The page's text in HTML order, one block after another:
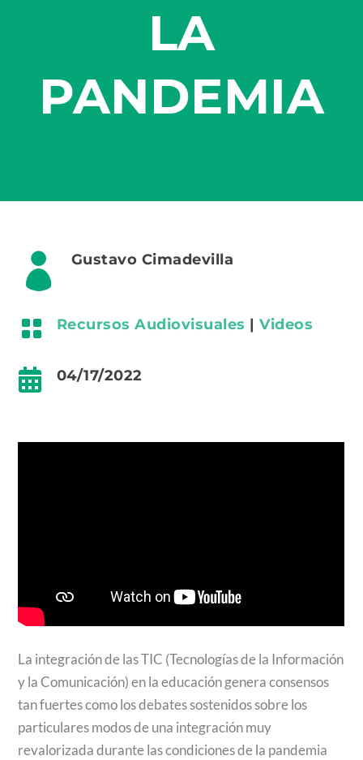
LA
PANDEMIA
 Gustavo Cimadevilla
 Recursos Audiovisuales | Videos
 04/17/2022
La integración de las TIC (Tecnologías de la Información
y la Comunicación) en la educación genera consensos
tan fuertes como los debates sostenidos sobre los
particulares modos de una integración muy
revalorizada durante las condiciones de la pandemia